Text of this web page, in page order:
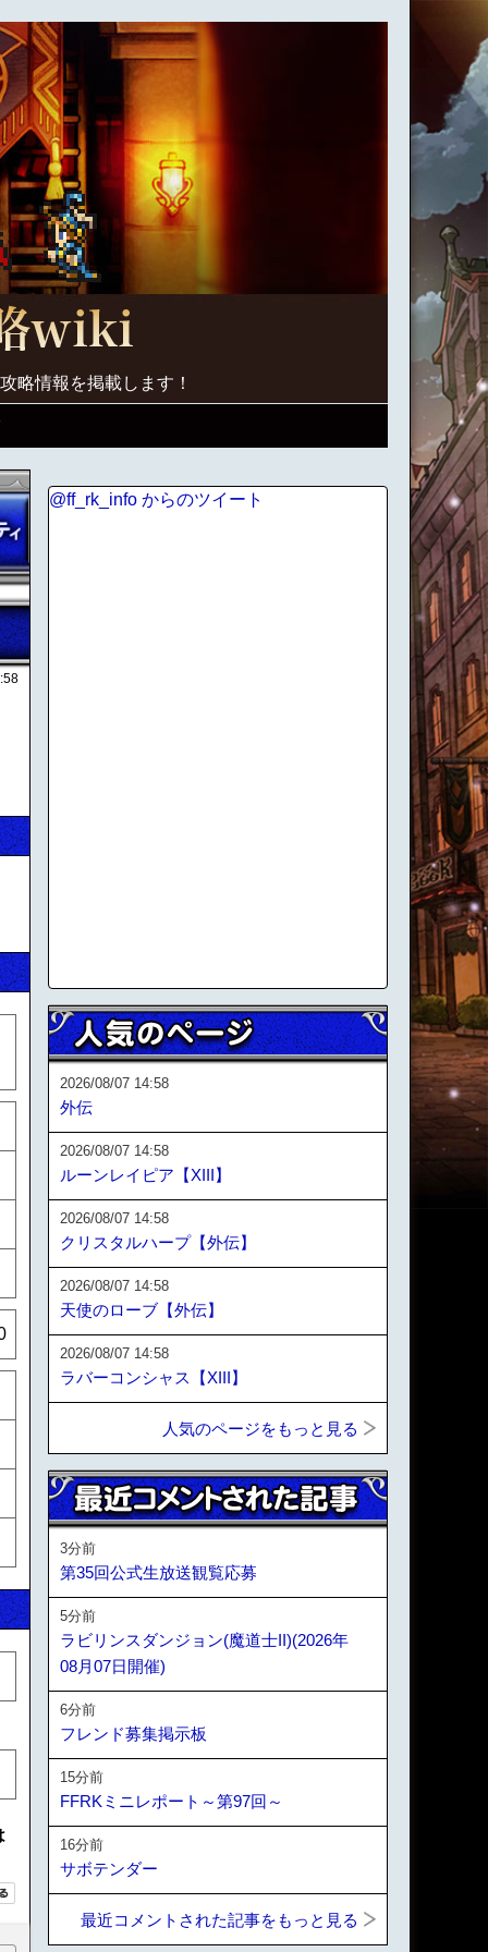
略情報を掲載します！
@ff_rk_info からのツイート
2026/08/07 14:58
外伝
2026/08/07 14:58
ルーンレイピア【XIII】
2026/08/07 14:58
クリスタルハープ【外伝】
2026/08/07 14:58
天使のローブ【外伝】
2026/08/07 14:58
ラバーコンシャス【XIII】
人気のページをもっと見る
3分前
第35回公式生放送観覧応募
5分前
ラビリンスダンジョン(魔道士II)(2026年
08月07日開催)
6分前
フレンド募集掲示板
15分前
FFRKミニレポート～第97回～
16分前
サボテンダー
最近コメントされた記事をもっと見る